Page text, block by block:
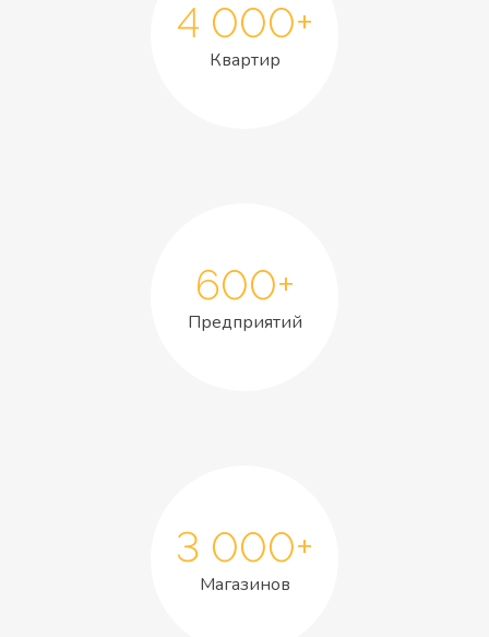
4 000+
Квартир
600+
Предприятий
3 000+
Магазинов